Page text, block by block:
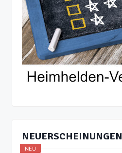
NEUERSCHEINUNGEN
NEU